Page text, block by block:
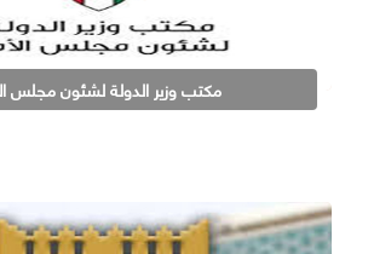
مكتب وزير الدولة لشئون مجلس